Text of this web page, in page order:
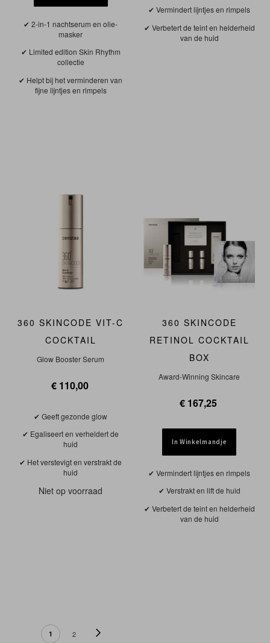
2-in-1 nachtserum en olie-
masker
Limited edition Skin Rhythm
collectie
Helpt bij het verminderen van
fijne lijntjes en rimpels
Vermindert lijntjes en rimpels
Verbetert de teint en helderheid
van de huid
360 SKINCODE VIT-C
COCKTAIL
Glow Booster Serum
€ 110,00
Geeft gezonde glow
Egaliseert en verheldert de
huid
Het verstevigt en verstrakt de
huid
Niet op voorraad
360 SKINCODE
RETINOL COCKTAIL
BOX
Award-Winning Skincare
€ 167,25
In Winkelmandje
Vermindert lijntjes en rimpels
Verstrakt en lift de huid
Verbetert de teint en helderheid
van de huid
U lees momenteel pagina
1 2